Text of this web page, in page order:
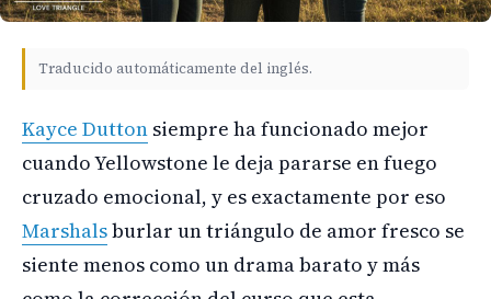
Traducido automáticamente del inglés.
Kayce Dutton siempre ha funcionado mejor
cuando Yellowstone le deja pararse en fuego
cruzado emocional, y es exactamente por eso
Marshalsburlar un triángulo de amor fresco se
siente menos como un drama barato y más